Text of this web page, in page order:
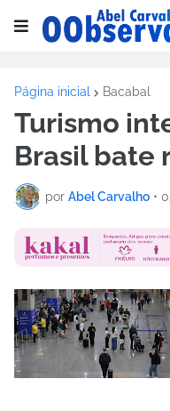
Página inicial Bacabal
Turismo
Brasil bate
por Abel Carvalho •